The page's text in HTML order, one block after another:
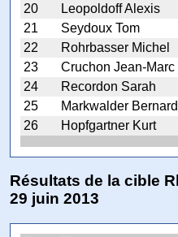
20
Leopoldoff Alexis
21
Seydoux Tom
22
Rohrbasser Michel
23
Cruchon Jean-Marc
24
Recordon Sarah
25
Markwalder Bernard
26
Hopfgartner Kurt
Résultats de la cible
29 juin 2013